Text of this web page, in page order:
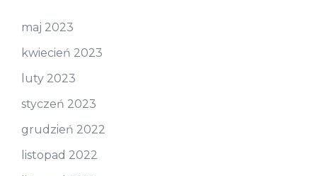
maj 2023
kwiecień 2023
luty 2023
styczeń 2023
grudzień 2022
listopad 2022